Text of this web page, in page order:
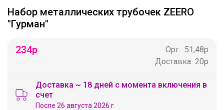
Набор металлических трубочек ZEERO
"Гурман"
234р Орг.
51,48р
Доставка 20р
Доставка ~ 18 дней с момента включения в
счет
После 26 августа 2026 г.